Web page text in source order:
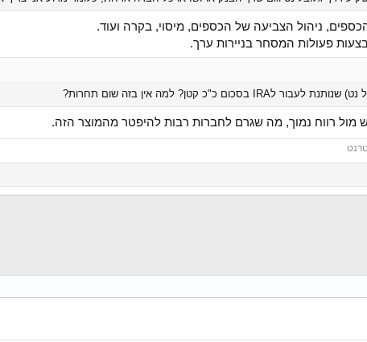
ניהול הצביעה של הכספים, מיסוי, בקרה ועוד.
רווח נמוך, מה שגרם לחברות רבות להיפטר מהמוצר הזה.